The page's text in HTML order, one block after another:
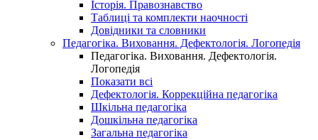
Історія. Правознавство
Таблиці та комплекти наочності
Довідники та словники
Педагогіка. Виховання. Дефектологія. Логопедія
Педагогіка. Виховання. Дефектологія.
Логопедія
Показати всі
Дефектологія. Коррекційна педагогіка
Шкільна педагогіка
Дошкільна педагогіка
Загальна педагогіка